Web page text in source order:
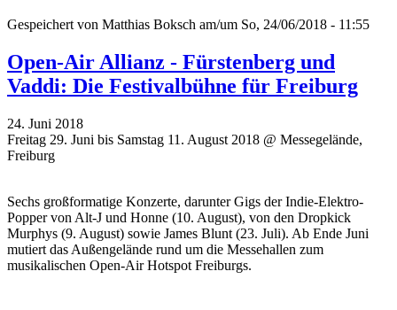
Gespeichert von Matthias Boksch am/um So, 24/06/2018 - 11:55
Open-Air Allianz - Fürstenberg und
Vaddi: Die Festivalbühne für Freiburg
24. Juni 2018
Freitag 29. Juni bis Samstag 11. August 2018 @ Messegelände,
Freiburg
Sechs großformatige Konzerte, darunter Gigs der Indie-Elektro-
Popper von Alt-J und Honne (10. August), von den Dropkick
Murphys (9. August) sowie James Blunt (23. Juli). Ab Ende Juni
mutiert das Außengelände rund um die Messehallen zum
musikalischen Open-Air Hotspot Freiburgs.